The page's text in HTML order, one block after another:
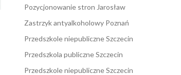
Pozycjonowanie stron Jarosław
Zastrzyk antyalkoholowy Poznań
Przedszkole niepubliczne Szczecin
Przedszkola publiczne Szczecin
Przedszkole niepubliczne Szczecin